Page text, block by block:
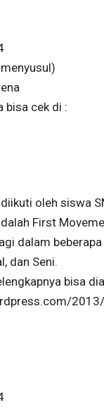
bisa cek di :
oleh siswa
First
dalam
dan Seni.
bisa